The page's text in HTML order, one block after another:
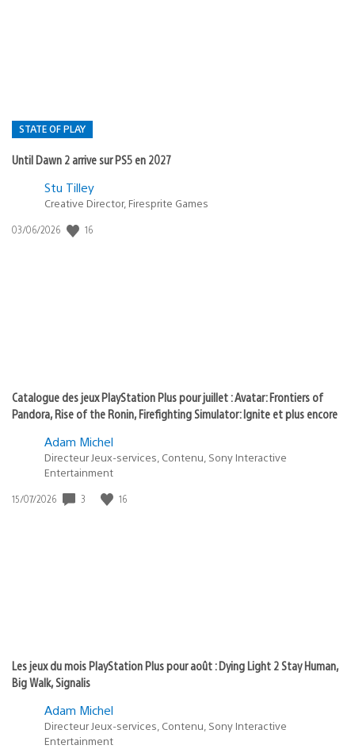
STATE OF PLAY
Until Dawn 2 arrive sur PS5 en 2027
Postée
:
Stu Tilley
Creative Director, Firesprite Games
Date
03/06/2026 16
Catalogue des jeux PlayStation Plus pour juillet : Avatar: Frontiers of
Pandora, Rise of the Ronin, Firefighting Simulator: Ignite et plus encore
Adam Michel
Directeur Jeux-services, Contenu, Sony Interactive
Entertainment
Date
15/07/2026 3 16
Les jeux du mois PlayStation Plus pour août : Dying Light 2 Stay Human,
Big Walk, Signalis
Adam Michel
Directeur Jeux-services, Contenu, Sony Interactive
Entertainment